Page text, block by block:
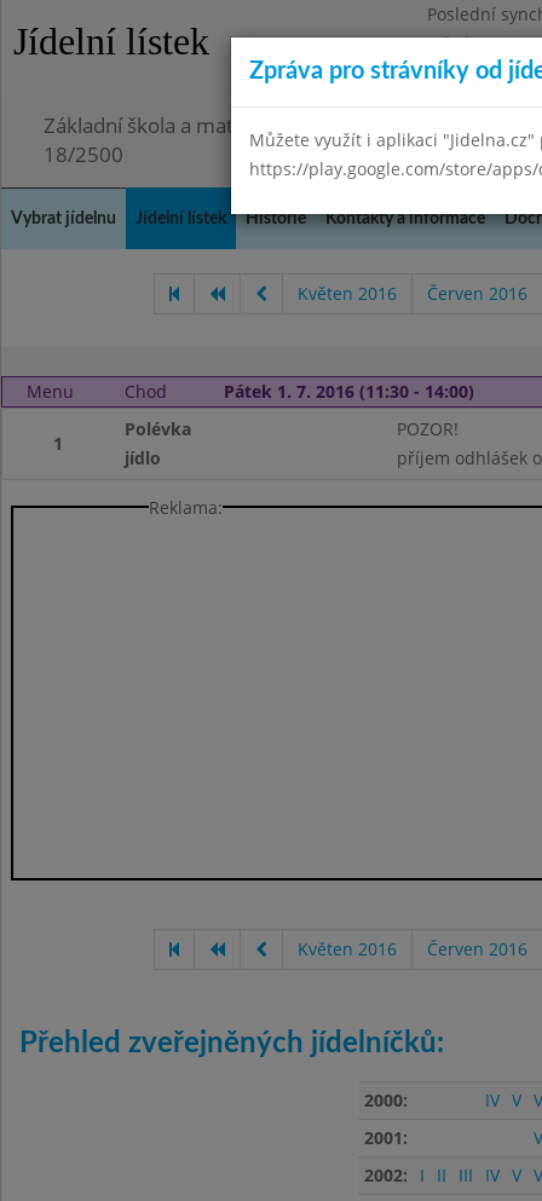
Jídelní lístek
Poslední
Středa
Omezení
Základní škola a mateřská škola Chmelnice, Praha 3,
18/2500
Vybrat jídelnu Jídelní lístek Historie Kontakty a informace
Květen 2016 Červen 2016
Menu Chod Pátek 1. 7. 2016 (11:30 - 14:00)
1
Polévka
POZOR!
jídlo
příjem odhlášek
Reklama:
Květen 2016 Červen 2016
Přehled zveřejněných jídelníčků:
2000: IV V
2001:
2002:
I II III IV V
Zpráva pro strávníky od
Můžete využít i aplikaci
https://play.google.com/store/